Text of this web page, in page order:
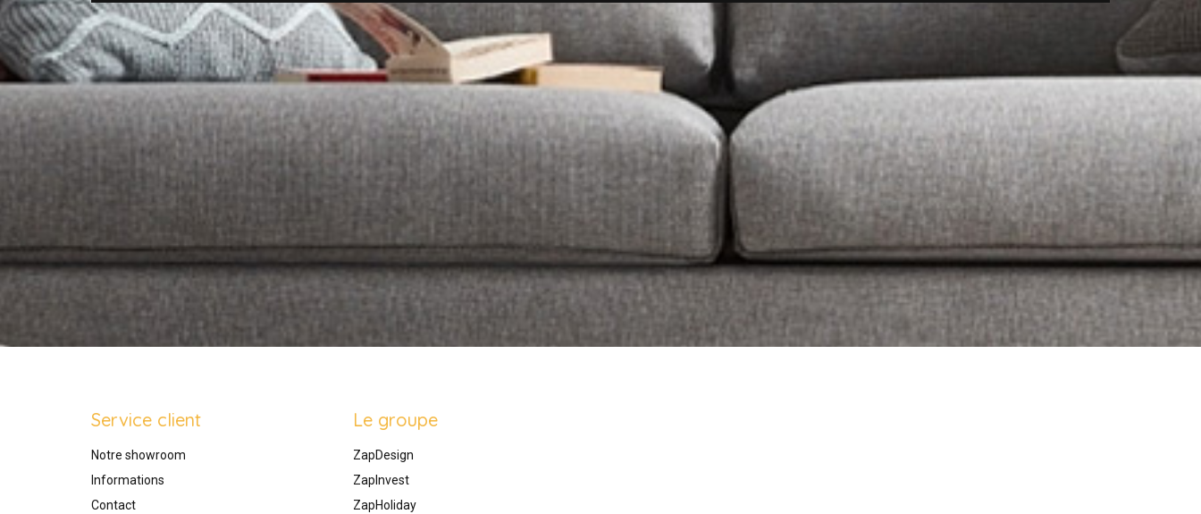
Service client
Notre showroom
Informations
Contact
Le groupe
ZapDesign
ZapInvest
ZapHoliday